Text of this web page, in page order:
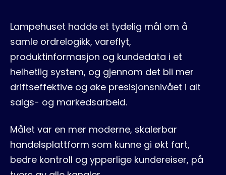
Lampehuset hadde et tydelig mål om å
samle ordrelogikk, vareflyt,
produktinformasjon og kundedata i et
helhetlig system, og gjennom det bli mer
driftseffektive og øke presisjonsnivået i alt
salgs- og markedsarbeid.
Målet var en mer moderne, skalerbar
handelsplattform som kunne gi økt fart,
bedre kontroll og ypperlige kundereiser, på